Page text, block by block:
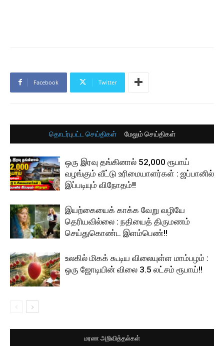
Facebook Twitter
தொடர்புபட்ட செய்திகள் மேலும் செய்திகள்
ஒரு இரவு தங்கினால் 52,000 ரூபாய்
வழங்கும் வீட்டு உரிமையாளர்கள் : ஜப்பானில்
இப்படியும் விநோதம்!!
இயற்கையைக் காக்க வேறு வழியே
தெரியவில்லை : நதியைத் திருமணம்
செய்துகொண்ட இளம்பெண்!!
உலகில் மிகக் கூடிய விலையுள்ள மாம்பழம் :
ஒரு ஜோடியின் விலை 3.5 லட்சம் ரூபாய்!!
மரண அறிவித்தல்கள்